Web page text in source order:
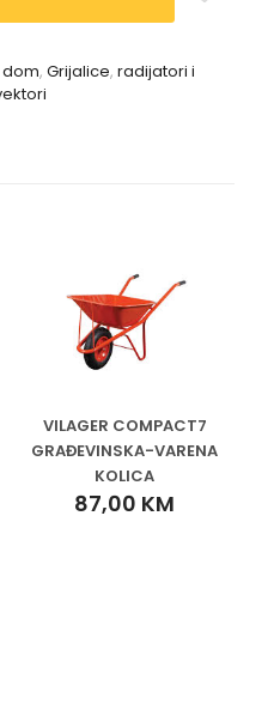
dom, Grijalice, radijatori i
VILAGER COMPACT7
GRAĐEVINSKA-VARENA
KOLICA
87,00 KM